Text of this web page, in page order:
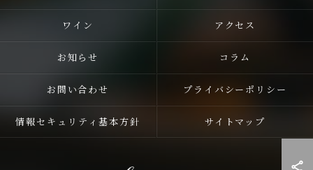
ワイン アクセス
お知らせ コラム
お問い合わせ プライバシーポリシー
情報セキュリティ基本方針 サイトマップ